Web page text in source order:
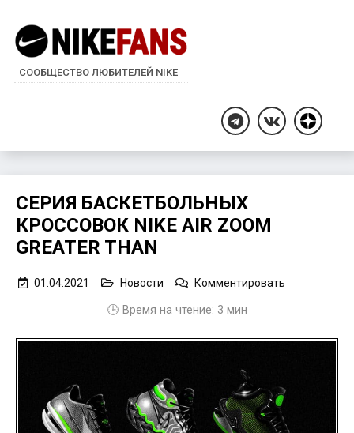
СООБЩЕСТВО ЛЮБИТЕЛЕЙ NIKE
TelegramВКонтакте
Дзен
СЕРИЯ БАСКЕТБОЛЬНЫХ
КРОССОВОК NIKE AIR ZOOM
GREATER THAN
01.04.2021 Новости Комментировать
Greater
🕒 Время на чтение: 3 мин